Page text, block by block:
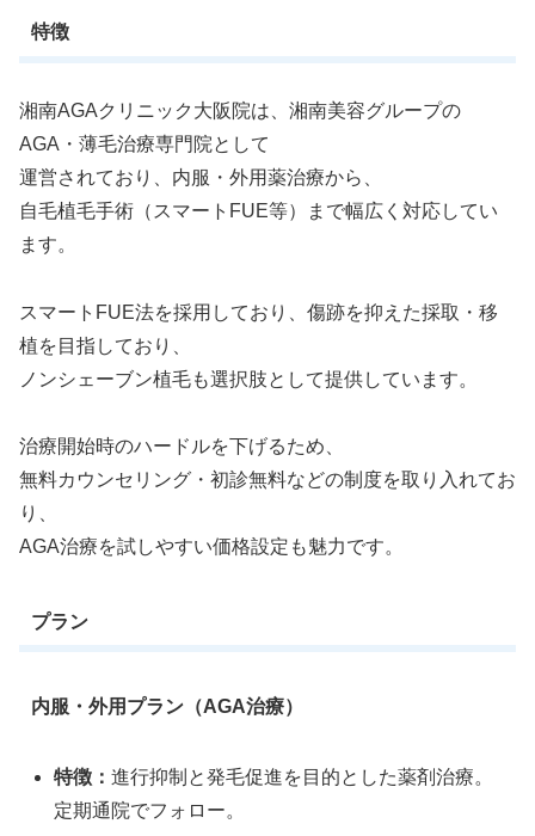
特徴
湘南AGAクリニック大阪院は、湘南美容グループの
AGA・薄毛治療専門院として
運営されており、内服・外用薬治療から、
自毛植毛手術（スマートFUE等）まで幅広く対応してい
ます。
スマートFUE法を採用しており、傷跡を抑えた採取・移
植を目指しており、
ノンシェーブン植毛も選択肢として提供しています。
治療開始時のハードルを下げるため、
無料カウンセリング・初診無料などの制度を取り入れてお
り、
AGA治療を試しやすい価格設定も魅力です。
プラン
内服・外用プラン（AGA治療）
特徴：進行抑制と発毛促進を目的とした薬剤治療。
定期通院でフォロー。